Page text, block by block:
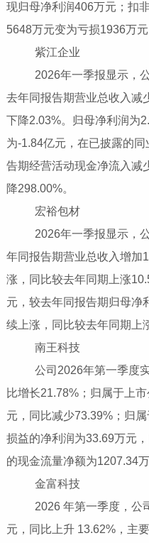
现归母净利润406万元；扣
5648万元变为亏损1936万
紫江企业
2026年一季报显示，公
去年同报告期营业总收入减
下降2.03%。归母净利润为
为-1.84亿元，在已披露的
告期经营活动现金净流入减
降298.00%。
宏裕包材
2026年一季报显示，公
年同报告期营业总收入增加
涨，同比较去年同期上涨
元，较去年同报告期归母净
续上涨，同比较去年同期上
南王科技
公司2026年第一季度实
比增长21.78%；归属于上
元，同比减少73.39%；归
损益的净利润为33.69万元
的现金流量净额为1207.34
金富科技
2026 年第一季度，公司
元，同比上升 13.62%，主